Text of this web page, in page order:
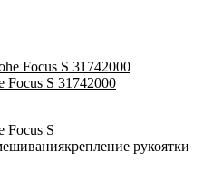
Focus S 31742000
Focus S
рукоятки